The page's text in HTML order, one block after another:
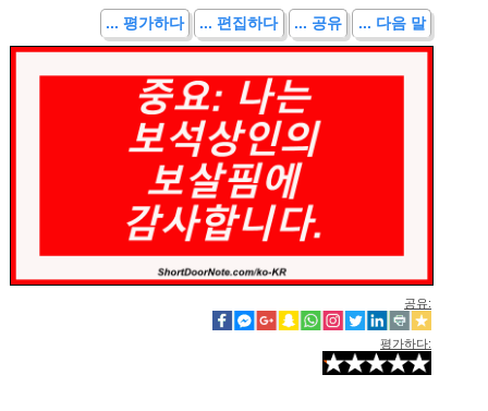
... 평가하다 ... 편집하다 ... 공유 ... 다음 말
공유:
평가하다: